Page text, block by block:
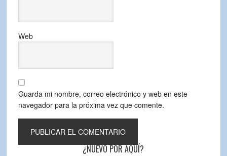
Web
Guarda mi nombre, correo electrónico y web en este
navegador para la próxima vez que comente.
¿NUEVO POR AQUÍ?